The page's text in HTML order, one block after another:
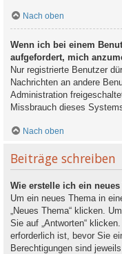
Nach oben
Wenn ich bei einem
aufgefordert, mich
Nur registrierte Benutzer
Nachrichten an andere
Administration
Missbrauch dieses
Nach oben
Beiträge schreiben
Wie erstelle ich ein
Um ein neues Thema in
„Neues Thema“ klicken.
Sie auf „Antworten“
erforderlich ist, bevor Sie
Berechtigungen sind